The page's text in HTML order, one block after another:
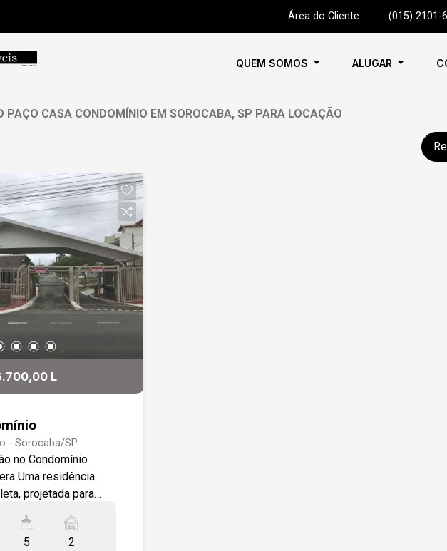
Área do Cliente (015) 2101-
QUEM SOMOS ALUGAR
PAÇO CASA CONDOMÍNIO EM SOROCABA, SP PARA LOCAÇÃO
L
- Sorocaba/SP
no Condomínio
projetada para
mais
Características
5 2